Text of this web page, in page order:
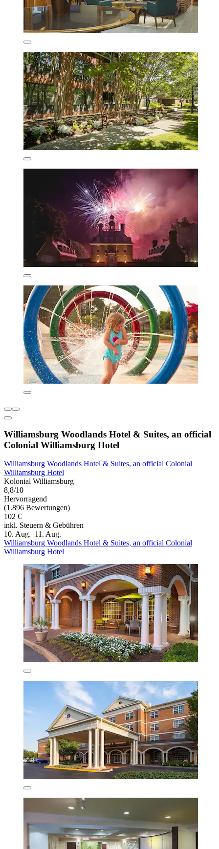
Williamsburg Woodlands Hotel & Suites, an official
Colonial Williamsburg Hotel
Williamsburg Woodlands Hotel & Suites, an official Colonial
Williamsburg Hotel
Kolonial Williamsburg
8,8/10
Hervorragend
(1.896 Bewertungen)
102 €
inkl. Steuern & Gebühren
10. Aug.–11. Aug.
Williamsburg Woodlands Hotel & Suites, an official Colonial
Williamsburg Hotel